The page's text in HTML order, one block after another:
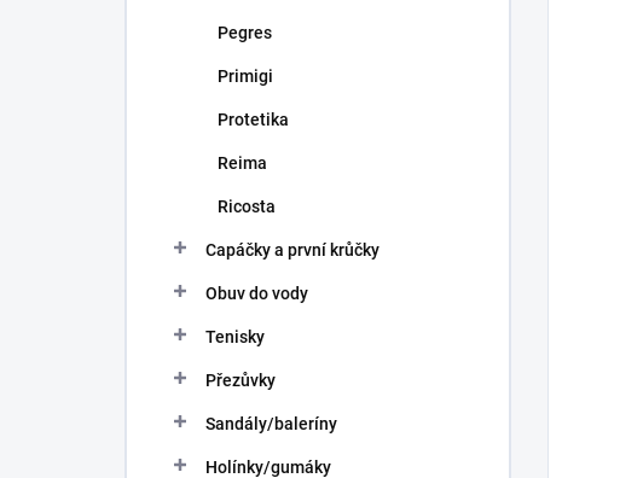
Pegres
Primigi
Protetika
Reima
Ricosta
Capáčky a první krůčky
Obuv do vody
Tenisky
Přezůvky
Sandály/baleríny
Holínky/gumáky